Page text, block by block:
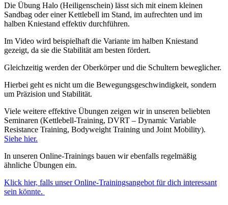
Die Übung Halo (Heiligenschein) lässt sich mit einem kleinen
Sandbag oder einer Kettlebell im Stand, im aufrechten und im
halben Kniestand effektiv durchführen.
Im Video wird beispielhaft die Variante im halben Kniestand
gezeigt, da sie die Stabilität am besten fördert.
Gleichzeitig werden der Oberkörper und die Schultern beweglicher.
Hierbei geht es nicht um die Bewegungsgeschwindigkeit, sondern
um Präzision und Stabilität.
Viele weitere effektive Übungen zeigen wir in unseren beliebten
Seminaren (Kettlebell-Training, DVRT – Dynamic Variable
Resistance Training, Bodyweight Training und Joint Mobility).
Siehe hier.
In unseren Online-Trainings bauen wir ebenfalls regelmäßig
ähnliche Übungen ein.
Klick hier, falls unser Online-Trainingsangebot für dich interessant
sein könnte.